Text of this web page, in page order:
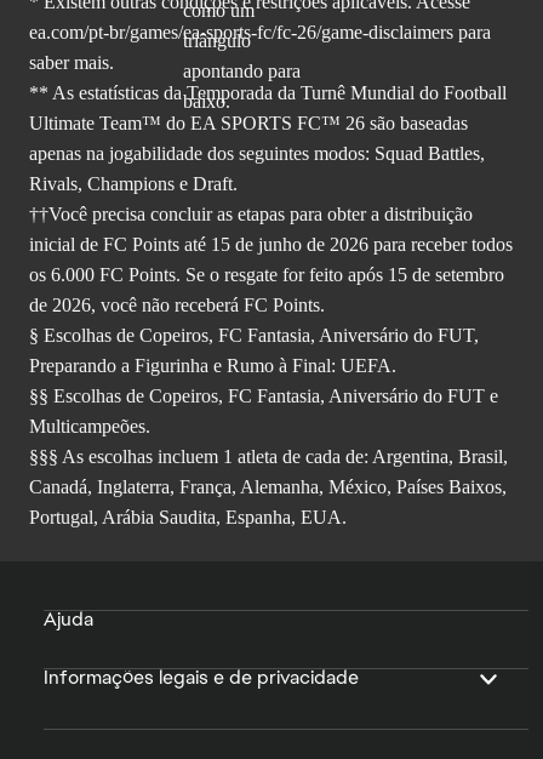
ea.com/pt-br/games/ea-sports-fc/fc-26/game-disclaimers para
saber mais.
** As estatísticas da Temporada da Turnê Mundial do Football
Ultimate Team™ do EA SPORTS FC™ 26 são baseadas
apenas na jogabilidade dos seguintes modos: Squad Battles,
Rivals, Champions e Draft.
††Você precisa concluir as etapas para obter a distribuição
inicial de FC Points até 15 de junho de 2026 para receber todos
os 6.000 FC Points. Se o resgate for feito após 15 de setembro
de 2026, você não receberá FC Points.
§ Escolhas de Copeiros, FC Fantasia, Aniversário do FUT,
Preparando a Figurinha e Rumo à Final: UEFA.
§§ Escolhas de Copeiros, FC Fantasia, Aniversário do FUT e
Multicampeões.
§§§ As escolhas incluem 1 atleta de cada de: Argentina, Brasil,
Canadá, Inglaterra, França, Alemanha, México, Países Baixos,
Portugal, Arábia Saudita, Espanha, EUA.
Ajuda
Informações legais e de privacidade